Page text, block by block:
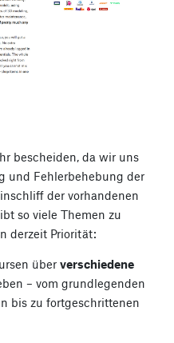
bescheiden, da wir uns
und Fehlerbehebung der
der vorhandenen
so viele Themen zu
derzeit Priorität:
über verschiedene
– vom grundlegenden
bis zu fortgeschrittenen